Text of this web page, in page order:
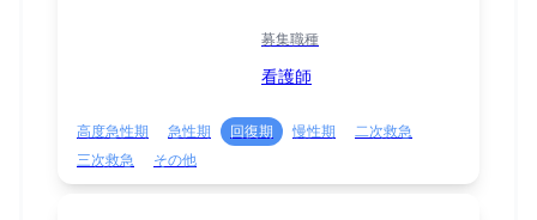
募集職種
看護師
高度急性期 急性期 回復期 慢性期
二次救急
三次救急
その他